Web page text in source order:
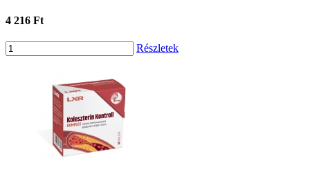
4 216 Ft
Részletek